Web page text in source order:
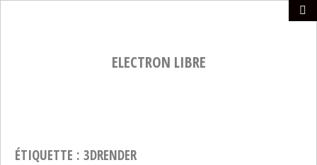
ELECTRON LIBRE
ÉTIQUETTE : 3DRENDER